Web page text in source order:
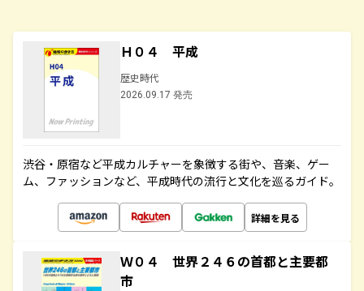
Ｈ０４ 平成
歴史時代
2026.09.17 発売
渋谷・原宿など平成カルチャーを象徴する街や、音楽、ゲー
ム、ファッションなど、平成時代の流行と文化を巡るガイド。
詳細を見る
Ｗ０４ 世界２４６の首都と主要都
市